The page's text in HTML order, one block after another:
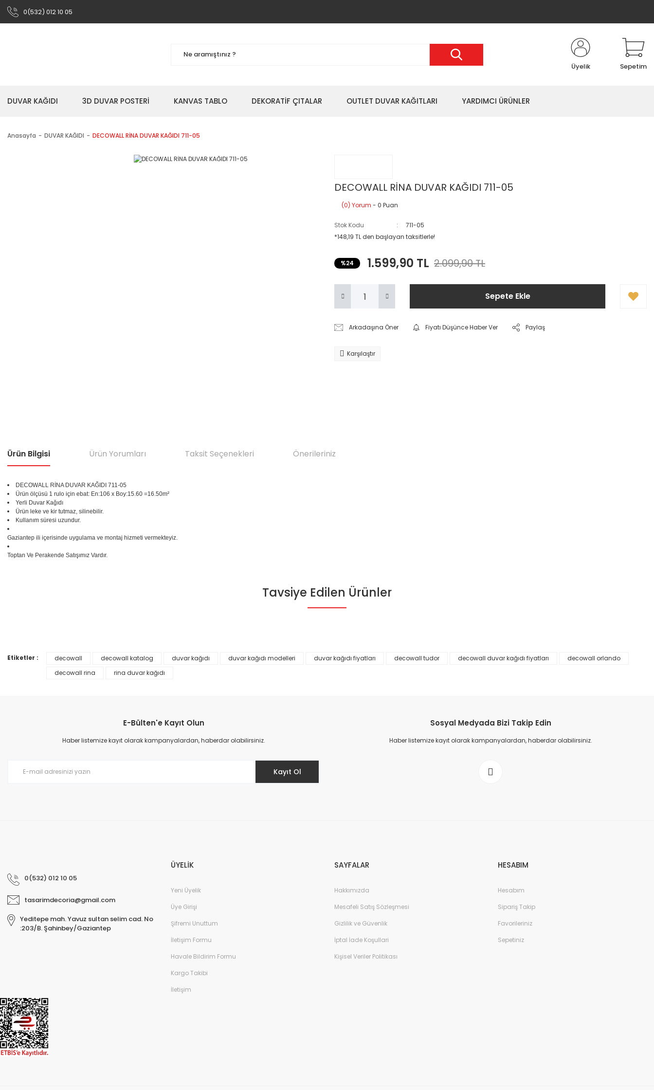
0(532) 012 10 05
Üyelik Sepetim
DUVAR KAĞIDI 3D DUVAR POSTERİ KANVAS TABLO DEKORATİF ÇITALAR OUTLET DUVAR KAĞITLARI YARDIMCI ÜRÜNLER
Anasayfa DUVAR KAĞIDI DECOWALL RİNA DUVAR KAĞIDI 711-05
DECOWALL RİNA DUVAR KAĞIDI 711-05
(0) Yorum - 0 Puan
Stok Kodu
711-05
*148,19 TL den başlayan taksitlerle!
%24 1.599,90 TL 2.099,90 TL
Sepete Ekle
Arkadaşına Öner Fiyatı Düşünce Haber Ver Paylaş
Karşılaştır
Ürün Bilgisi Ürün Yorumları Taksit Seçenekleri Önerileriniz
DECOWALL RİNA DUVAR KAĞIDI 711-05
Ürün ölçüsü 1 rulo için ebat: En:106 x Boy:15.60 =16.50m²
Yerli Duvar Kağıdı
Ürün leke ve kir tutmaz, silinebilir.
Kullanım süresi uzundur.
Gaziantep ili içerisinde uygulama ve montaj hizmeti vermekteyiz.
Toptan Ve Perakende Satışımız Vardır.
Bu ürüne ilk yorumu siz yapın!
Bu ürünün fiyat bilgisi, resim, ürün açıklamalarında ve diğer konularda yetersiz gördüğünüz noktaları öneri formunu kullanarak tarafımıza iletebilirsiniz.
Ürün bilgilerinde hatalar bulunuyor.
Tavsiye Edilen Ürünler
Prime ArtDECO Duvar Kağıdı Tutkalı 500 gr
Etiketler : decowall decowall katalog duvar kağıdı duvar kağıdı modelleri duvar kağıdı fiyatları decowall tudor decowall duvar kağıdı fiyatları
decowall orlando
decowall rina
rina duvar kağıdı
E-Bülten'e Kayıt Olun
Haber listemize kayıt olarak kampanyalardan, haberdar olabilirsiniz.
Kayıt Ol
Sosyal Medyada Bizi Takip Edin
Haber listemize kayıt olarak kampanyalardan, haberdar olabilirsiniz.
0(532) 012 10 05
tasarimdecoria@gmail.com
Yeditepe mah. Yavuz sultan selim cad. No
:203/B. Şahinbey/Gaziantep
ÜYELİK
Yeni Üyelik
Üye Girişi
Şifremi Unuttum
İletişim Formu
Havale Bildirim Formu
Kargo Takibi
İletişim
SAYFALAR
Hakkımızda
Mesafeli Satış Sözleşmesi
Gizlilik ve Güvenlik
İptal İade Koşullari
Kişisel Veriler Politikası
HESABIM
Hesabım
Sipariş Takip
Favorileriniz
Sepetiniz